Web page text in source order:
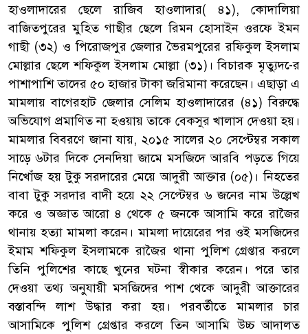
হাওলাদারের ছেলে রাজিব হাওলাদার( ৪১), কোদালিয়া
বাজিতপুরের মুহিত গাছীর ছেলে রিমন হোসাইন ওরফে ইমন
গাছী (৩২) ও পিরোজপুর জেলার ভৈরমপুরের রফিকুল ইসলাম
মোল্লার ছেলে শফিকুল ইসলাম মোল্লা (৩১)। বিচারক মৃত্যুদ-ের
পাশাপাশি তাদের ৫০ হাজার টাকা জরিমানা করেছেন। এছাড়া এ
মামলায় বাগেরহাট জেলার সেলিম হাওলাদারের (৪১) বিরুদ্ধে
অভিযোগ প্রমাণিত না হওয়ায় তাকে বেকসুর খালাস দেওয়া হয়।
মামলার বিবরণে জানা যায়, ২০১৫ সালের ২০ সেপ্টেম্বর সকাল
সাড়ে ৬টার দিকে সেনদিয়া জামে মসজিদে আরবি পড়তে গিয়ে
নিখোঁজ হয় টুকু সরদারের মেয়ে আদুরী আক্তার (০৫)। নিহতের
বাবা টুকু সরদার বাদী হয়ে ২২ সেপ্টেম্বর ৬ জনের নাম উল্লেখ
করে ও অজ্ঞাত আরো ৪ থেকে ৫ জনকে আসামি করে রাজৈর
থানায় হত্যা মামলা করেন। মামলা দায়েরের পর ওই মসজিদের
ইমাম শফিকুল ইসলামকে রাজৈর থানা পুলিশ গ্রেপ্তার করলে
তিনি পুলিশের কাছে খুনের ঘটনা স্বীকার করেন। পরে তার
দেওয়া তথ্য অনুযায়ী মসজিদের পাশ থেকে আদুরী আক্তারের
বস্তাবন্দি লাশ উদ্ধার করা হয়। পরবর্তীতে মামলার চার
আসামিকে পুলিশ গ্রেপ্তার করলে তিন আসামি উচ্চ আদালত